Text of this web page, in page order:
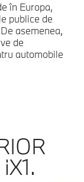
în Europa,
publice de
asemenea,
de
automobile